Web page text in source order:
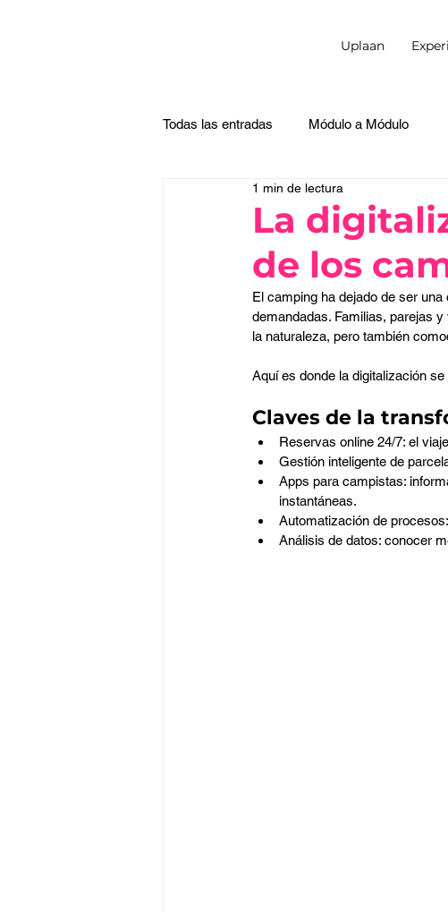
Uplaan
Todas las entradas Módulo a Módulo
La
de los
1 min de lectura
El camping ha dejado de ser
demandadas. Familias, parejas
la naturaleza, pero también
Aquí es donde la digitalización
Claves de la
Reservas online 24/7: el
Gestión inteligente de
Apps para campistas:
instantáneas.
Automatización de
Análisis de datos: conocer